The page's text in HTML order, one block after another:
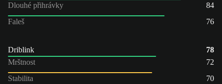
Dlouhé přihrávky
84
Faleš
76
Driblink
78
Mrštnost
72
Stabilita
70